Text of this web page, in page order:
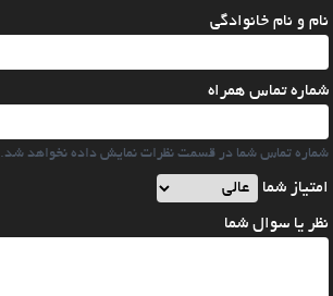
نام و نام خانوادگی
شماره تماس همراه
شماره تماس شما در قسمت نظرات نمایش داده نخواهد شد.
امتیاز شما
نظر یا سوال شما